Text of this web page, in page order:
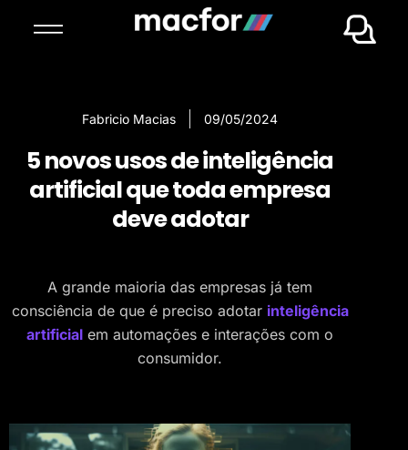
Fabricio Macias 09/05/2024
5 novos usos de inteligência
artificial que toda empresa
deve adotar
A grande maioria das empresas já tem
consciência de que é preciso adotar inteligência
artificial em automações e interações com o
consumidor.